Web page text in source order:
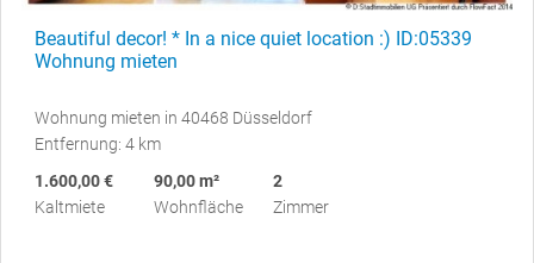
Beautiful decor! * In a nice quiet location :) ID:05339
Wohnung mieten
Wohnung mieten in 40468 Düsseldorf
Entfernung: 4 km
1.600,00 €
Kaltmiete
90,00 m²
Wohnfläche
2
Zimmer